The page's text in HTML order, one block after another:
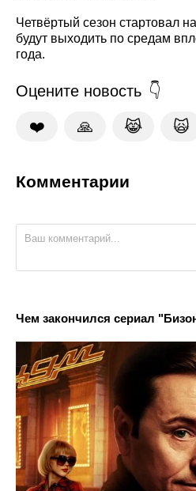
Четвёртый сезон стартовал
будут выходить по средам
года.
Оцените новость
❤️ 🙏 😹 🙀
Комментарии
Чем закончился сериал